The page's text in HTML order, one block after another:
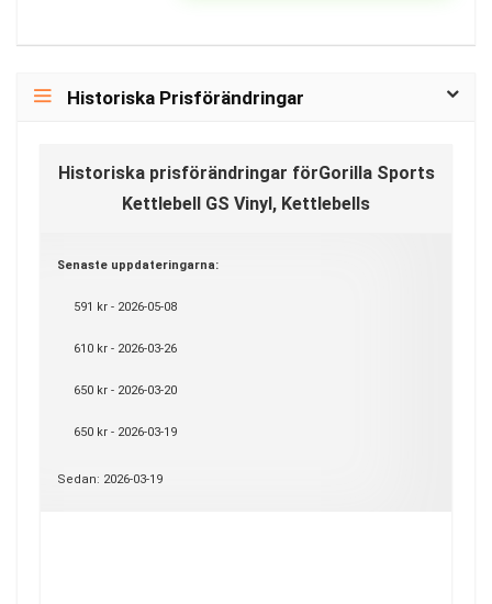
Historiska Prisförändringar
Historiska prisförändringar förGorilla Sports
Kettlebell GS Vinyl, Kettlebells
Senaste uppdateringarna:
591 kr - 2026-05-08
610 kr - 2026-03-26
650 kr - 2026-03-20
650 kr - 2026-03-19
Sedan: 2026-03-19